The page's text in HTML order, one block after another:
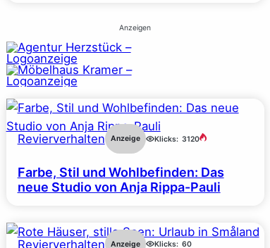
Anzeigen
Revierverhalten Anzeige Klicks: 3120
Farbe, Stil und Wohlbefinden: Das
neue Studio von Anja Rippa-Pauli
Revierverhalten Anzeige Klicks: 60